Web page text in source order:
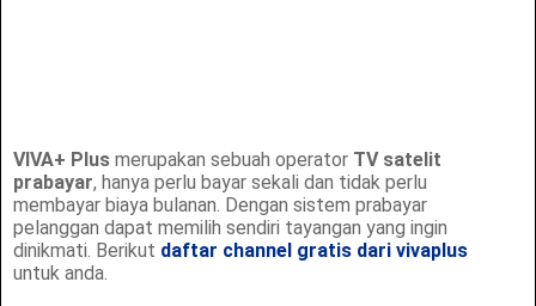
VIVA+ Plus merupakan sebuah operator TV satelit
prabayar, hanya perlu bayar sekali dan tidak perlu
membayar biaya bulanan. Dengan sistem prabayar
pelanggan dapat memilih sendiri tayangan yang ingin
dinikmati. Berikut daftar channel gratis dari vivaplus
untuk anda.